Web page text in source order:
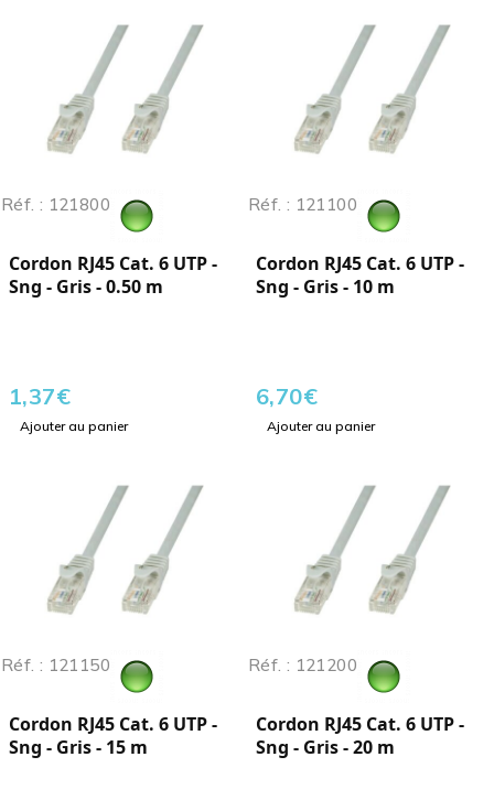
Réf. : 121800
Cordon RJ45 Cat. 6 UTP -
Sng - Gris - 0.50 m
1,37€
Ajouter au panier
Réf. : 121100
Cordon RJ45 Cat. 6 UTP -
Sng - Gris - 10 m
6,70€
Ajouter au panier
Réf. : 121150
Cordon RJ45 Cat. 6 UTP -
Sng - Gris - 15 m
Réf. : 121200
Cordon RJ45 Cat. 6 UTP -
Sng - Gris - 20 m